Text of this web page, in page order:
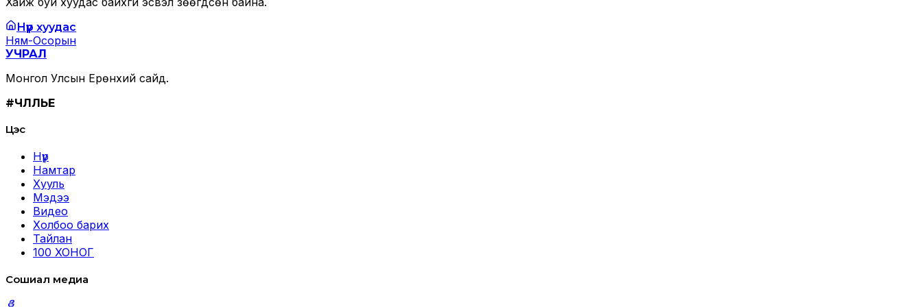
Нүүр хуудас
Ням-Осорын
УЧРАЛ
Монгол Улсын Ерөнхий сайд.
#ЧӨЛӨӨЛЬЕ
Цэс
Нүүр
Намтар
Хууль
Мэдээ
Видео
Холбоо барих
Тайлан
100 ХОНОГ
Сошиал медиа